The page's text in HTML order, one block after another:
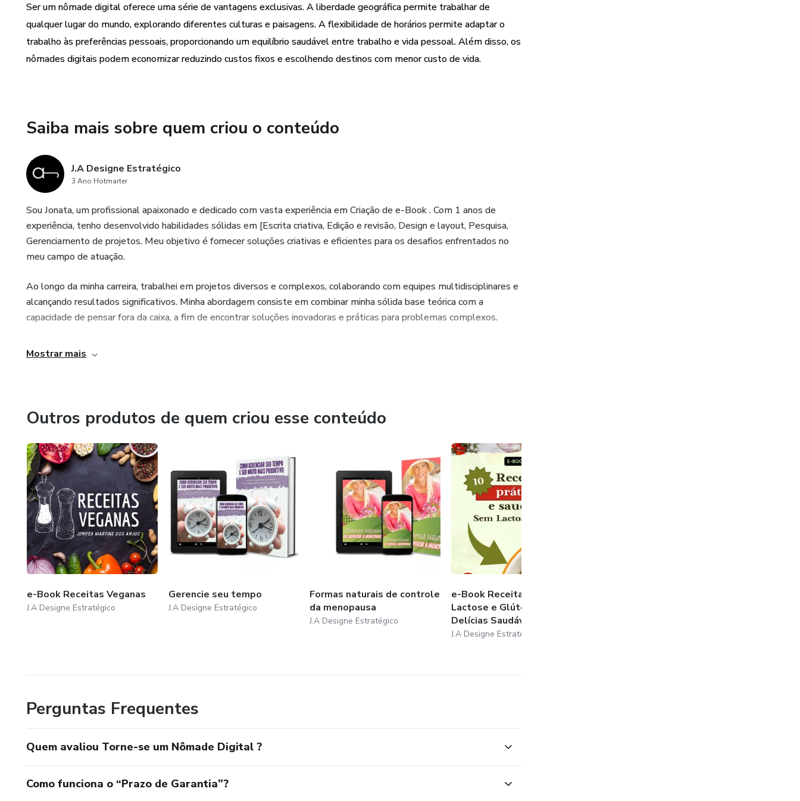
A vida de nômade digital muitas vezes incentiva um estilo de vida mais ativo e saudável.
Você pode aproveitar para explorar a natureza, fazer atividades físicas ao ar livre e
experimentar diferentes culinárias. Além disso, você tem a flexibilidade de criar uma rotina
que inclua tempo para exercícios, meditação ou qualquer outra atividade que promova o
Ser um nômade digital oferece uma série de vantagens exclusivas. A liberdade geográfica permite trabalhar de
qualquer lugar do mundo, explorando diferentes culturas e paisagens. A flexibilidade de horários permite adaptar o
trabalho às preferências pessoais, proporcionando um equilíbrio saudável entre trabalho e vida pessoal. Além disso, os
nômades digitais podem economizar reduzindo custos fixos e escolhendo destinos com menor custo de vida.
Saiba mais sobre quem criou o conteúdo
J.A Designe Estratégico
3 Ano Hotmarter
Sou Jonata, um profissional apaixonado e dedicado com vasta experiência em Criação de e-Book . Com 1 anos de
experiência, tenho desenvolvido habilidades sólidas em [Escrita criativa, Edição e revisão, Design e layout, Pesquisa,
Gerenciamento de projetos. Meu objetivo é fornecer soluções criativas e eficientes para os desafios enfrentados no
meu campo de atuação.
Ao longo da minha carreira, trabalhei em projetos diversos e complexos, colaborando com equipes multidisciplinares e
alcançando resultados significativos. Minha abordagem consiste em combinar minha sólida base teórica com a
capacidade de pensar fora da caixa, a fim de encontrar soluções inovadoras e práticas para problemas complexos.
Mostrar mais
Outros produtos de quem criou esse conteúdo
e-Book Receitas Veganas
J.A Designe Estratégico
Gerencie seu tempo
J.A Designe Estratégico
Formas naturais de controle
da menopausa
J.A Designe Estratégico
e-Book Receitas Sem
Lactose e Glúten 10
Delícias Saudáveis
J.A Designe Estratégico
Perguntas Frequentes
Quem avaliou Torne-se um Nômade Digital ?
Como funciona o “Prazo de Garantia”?